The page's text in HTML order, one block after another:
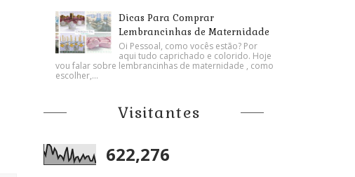
Dicas Para Comprar
Lembrancinhas de Maternidade
Oi Pessoal, como vocês estão? Por
aqui tudo caprichado e colorido. Hoje
vou falar sobre lembrancinhas de maternidade , como
escolher,...
Visitantes
622,276